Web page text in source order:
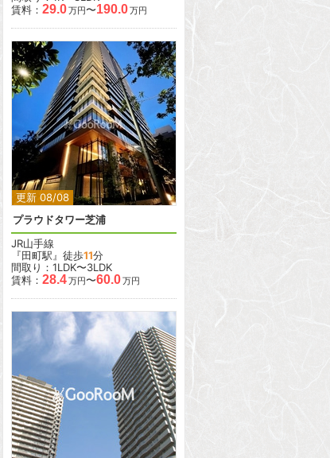
賃料： 29.0万円〜190.0万円
更新 08/08
2 2
プラウドタワー芝浦
JR山手線
『田町駅』徒歩11分
間取り：1LDK〜3LDK
賃料： 28.4万円〜60.0万円
2